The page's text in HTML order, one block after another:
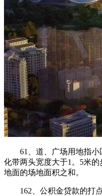
61、道、广场用地指小
化带两头宽度大于1。5米
地面的场地面积之和。
162、公积金贷款的打点